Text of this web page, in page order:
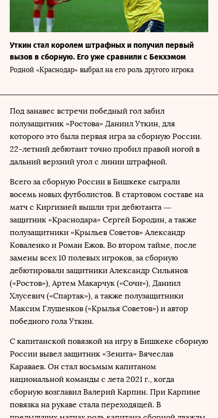
Уткин стал королем штрафных и получил первый
вызов в сборную. Его уже сравнили с Бекхэмом
Родной «Краснодар» выбрал на его роль другого игрока
Под занавес встречи победный гол забил
полузащитник «Ростова» Даниил Уткин, для
которого это была первая игра за сборную России.
22-летний дебютант точно пробил правой ногой в
дальний верхний угол с линии штрафной.
Всего за сборную России в Бишкеке сыграли
восемь новых футболистов. В стартовом составе на
матч с Киргизией вышли три дебютанта —
защитник «Краснодара» Сергей Бородин, а также
полузащитники «Крыльев Советов» Александр
Коваленко и Роман Ежов. Во втором тайме, после
замены всех 10 полевых игроков, за сборную
дебютировали защитники Александр Сильянов
(«Ростов»), Артем Макарчук («Сочи»), Даниил
Хлусевич («Спартак»), а также полузащитники
Максим Глушенков («Крылья Советов») и автор
победного гола Уткин.
С капитанской повязкой на игру в Бишкеке сборную
России вывел защитник «Зенита» Вячеслав
Караваев. Он стал восьмым капитаном
национальной команды с лета 2021 г., когда
сборную возглавил Валерий Карпин. При Карпине
повязка на рукаве стала переходящей. В